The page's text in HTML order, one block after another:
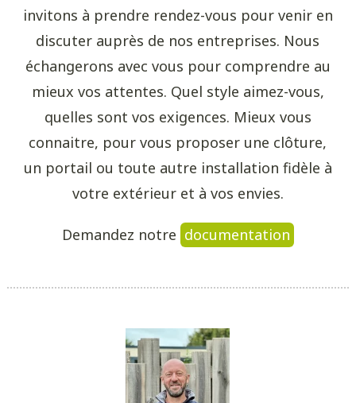
invitons à prendre rendez-vous pour venir en
discuter auprès de nos entreprises. Nous
échangerons avec vous pour comprendre au
mieux vos attentes. Quel style aimez-vous,
quelles sont vos exigences. Mieux vous
connaitre, pour vous proposer une clôture,
un portail ou toute autre installation fidèle à
votre extérieur et à vos envies.
Demandez notre documentation